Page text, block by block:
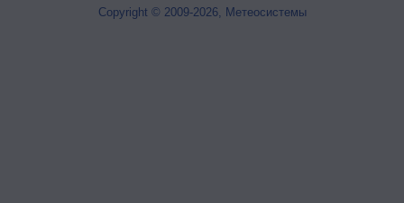
Copyright © 2009-2026, Метеосистемы